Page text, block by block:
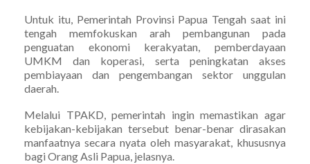
Untuk itu, Pemerintah Provinsi Papua Tengah saat ini
tengah memfokuskan arah pembangunan pada
penguatan ekonomi kerakyatan, pemberdayaan
UMKM dan koperasi, serta peningkatan akses
pembiayaan dan pengembangan sektor unggulan
daerah.
Melalui TPAKD, pemerintah ingin memastikan agar
kebijakan-kebijakan tersebut benar-benar dirasakan
manfaatnya secara nyata oleh masyarakat, khususnya
bagi Orang Asli Papua, jelasnya.